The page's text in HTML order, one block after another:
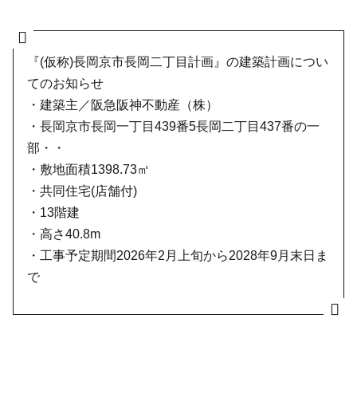
『(仮称)長岡京市長岡二丁目計画』の建築計画につい
てのお知らせ
・建築主／阪急阪神不動産（株）
・長岡京市長岡一丁目439番5長岡二丁目437番の一
部・・
・敷地面積1398.73㎡
・共同住宅(店舗付)
・13階建
・高さ40.8m
・工事予定期間2026年2月上旬から2028年9月末日ま
で